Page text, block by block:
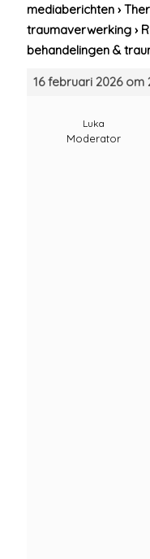
mediaberichten ›
traumaverwerking ›
behandelingen &
16 februari 2026 om
Luka
Moderator